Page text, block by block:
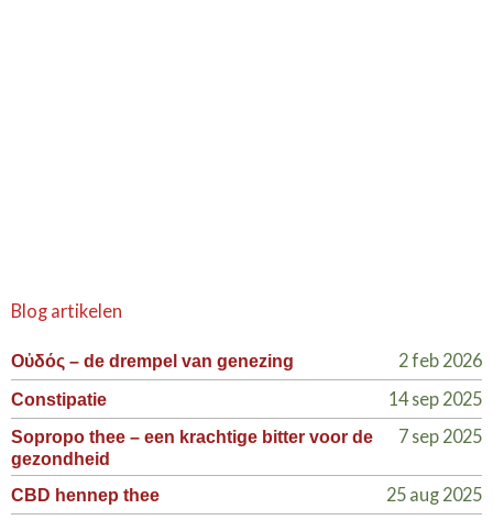
Blog artikelen
Οὐδός – de drempel van genezing 2 feb 2026
Constipatie 14 sep 2025
Sopropo thee – een krachtige bitter voor de
gezondheid
7 sep 2025
CBD hennep thee 25 aug 2025